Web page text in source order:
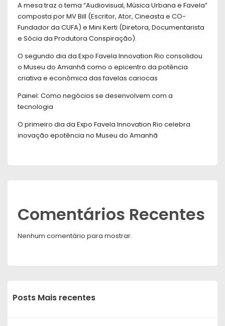
A mesa traz o tema “Audiovisual, Música Urbana e Favela”
composta por MV Bill (Escritor, Ator, Cineasta e CO-
Fundador da CUFA) e Mini Kerti (Diretora, Documentarista
e Sócia da Produtora Conspiração).
O segundo dia da Expo Favela Innovation Rio consolidou
o Museu do Amanhã como o epicentro da potência
criativa e econômica das favelas cariocas
Painel: Como negócios se desenvolvem com a
tecnologia
O primeiro dia da Expo Favela Innovation Rio celebra
inovação epotência no Museu do Amanhã
Comentários Recentes
Nenhum comentário para mostrar.
Posts Mais recentes